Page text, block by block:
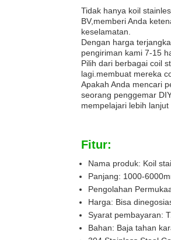
Tidak hanya koil
BV,memberi Anda
keselamatan.
Dengan harga
pengiriman kami 7-15
Pilih dari berbagai coil
lagi.membuat mereka
Apakah Anda mencari
seorang penggemar
mempelajari lebih
Fitur:
Nama produk: Koil
Panjang: 1000-
Pengolahan
Harga: Bisa
Syarat pembayaran:
Bahan: Baja tahan